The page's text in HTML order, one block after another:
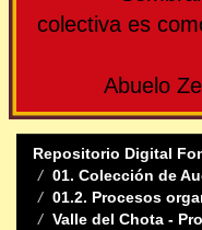
colectiva es
Abuelo
Repositorio Digital
01. Colección de
01.2. Procesos
Valle del Chota -